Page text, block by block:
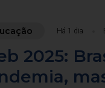
Há 1 dia
2025: